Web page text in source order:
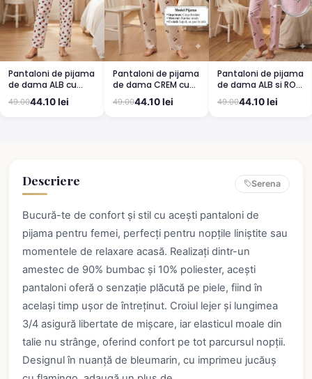
Pantaloni de pijama
de dama ALB cu
buburuze
49.0044.10 lei
Pantaloni de pijama
de dama CREM cu
CIRESE
49.0044.10 lei
Pantaloni de pijama
de dama ALB si ROZ
cu cirese
49.0044.10 lei
Descriere Serena
Bucură-te de confort și stil cu acești pantaloni de
pijama pentru femei, perfecți pentru nopțile liniștite sau
momentele de relaxare acasă. Realizați dintr-un
amestec de 90% bumbac și 10% poliester, acești
pantaloni oferă o senzație plăcută pe piele, fiind în
același timp ușor de întreținut. Croiul lejer și lungimea
3/4 asigură libertate de mișcare, iar elasticul moale din
talie nu strânge, oferind confort pe tot parcursul nopții.
Designul în nuanță de bleumarin, cu imprimeu jucăuș